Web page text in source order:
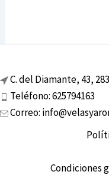
C. del Diamante, 43,
Teléfono: 625794163
Correo:
Condiciones